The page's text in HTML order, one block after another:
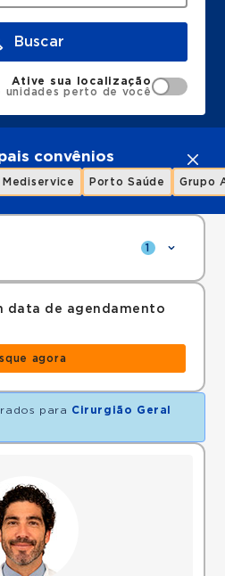
Buscar
Ative sua localização
unidades perto de você
convênios
Mediservice Porto Saúde Grupo
1
data de agendamento
agora
para Cirurgião Geral